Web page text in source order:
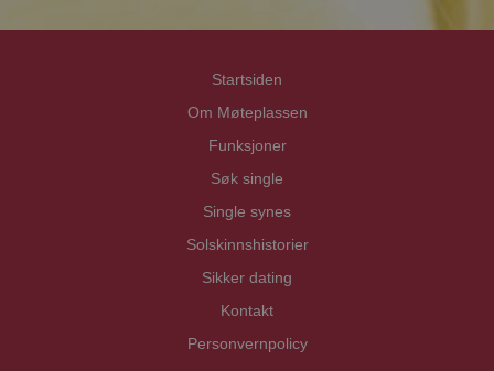
Startsiden
Om Møteplassen
Funksjoner
Søk single
Single synes
Solskinnshistorier
Sikker dating
Kontakt
Personvernpolicy